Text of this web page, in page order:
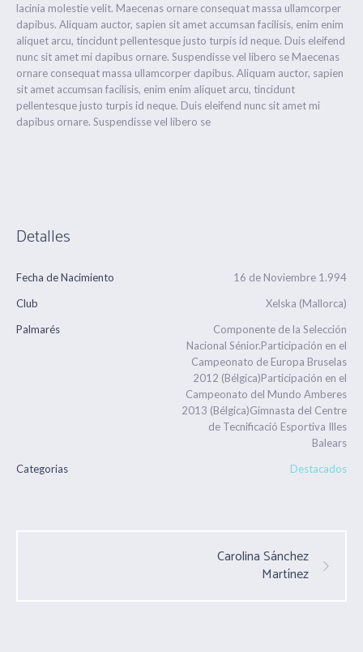
lacinia molestie velit. Maecenas ornare consequat massa ullamcorper
dapibus. Aliquam auctor, sapien sit amet accumsan facilisis, enim enim
aliquet arcu, tincidunt pellentesque justo turpis id neque. Duis eleifend
nunc sit amet mi dapibus ornare. Suspendisse vel libero se Maecenas
ornare consequat massa ullamcorper dapibus. Aliquam auctor, sapien
sit amet accumsan facilisis, enim enim aliquet arcu, tincidunt
pellentesque justo turpis id neque. Duis eleifend nunc sit amet mi
dapibus ornare. Suspendisse vel libero se
Detalles
Fecha de Nacimiento
16 de Noviembre 1.994
Club
Xelska (Mallorca)
Palmarés
Componente de la Selección
Nacional Sénior.Participación en el
Campeonato de Europa Bruselas
2012 (Bélgica)Participación en el
Campeonato del Mundo Amberes
2013 (Bélgica)Gimnasta del Centre
de Tecnificació Esportiva Illes
Balears
Categorias
Destacados
Carolina Sánchez
Martínez